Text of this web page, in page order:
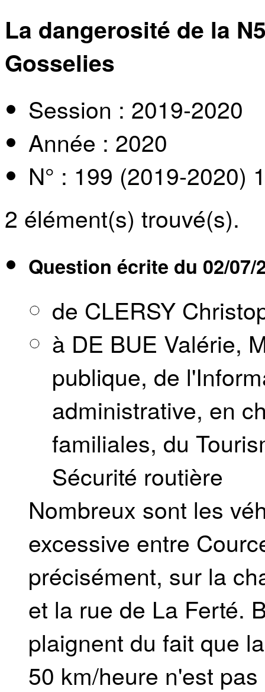
La dangerosité de la
Gosselies
Session : 2019-2020
Année : 2020
N° : 199 (2019-2020)
2 élément(s) trouvé(s).
Question écrite du 02/07/
de CLERSY
à DE BUE Valérie,
publique, de
administrative, en
familiales, du
Sécurité routière
Nombreux sont les
excessive entre
précisément, sur la
et la rue de La Ferté.
plaignent du fait que
50 km/heure n'est